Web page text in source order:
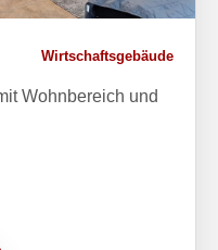
Wirtschaftsgebäude
Wohnbereich und